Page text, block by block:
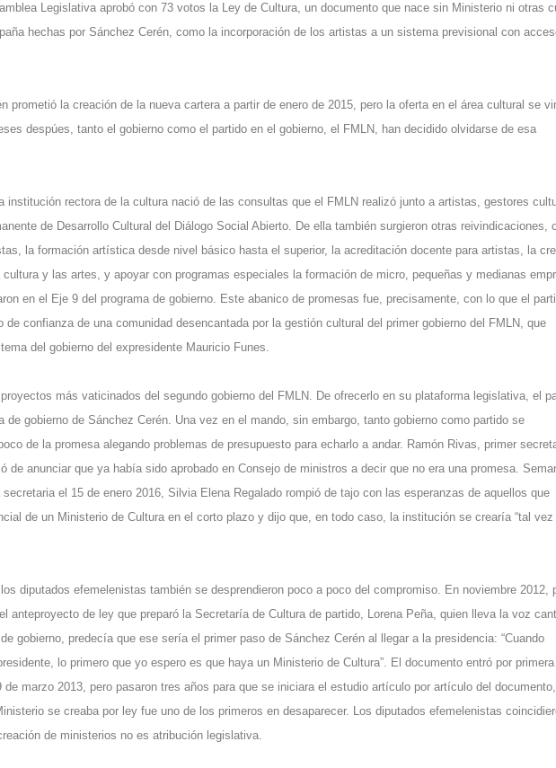
Legislativa aprobó con 73 votos la Ley de Cultura, un documento que nace sin Ministerio ni otras
hechas por Sánchez Cerén, como la incorporación de los artistas a un sistema previsional con
prometió la creación de la nueva cartera a partir de enero de 2015, pero la oferta en el área cultural se
despúes, tanto el gobierno como el partido en el gobierno, el FMLN, han decidido olvidarse de esa
institución rectora de la cultura nació de las consultas que el FMLN realizó junto a artistas, gestores
de Desarrollo Cultural del Diálogo Social Abierto. De ella también surgieron otras reivindicaciones,
la formación artística desde nivel básico hasta el superior, la acreditación docente para artistas, la
y las artes, y apoyar con programas especiales la formación de micro, pequeñas y medianas
en el Eje 9 del programa de gobierno. Este abanico de promesas fue, precisamente, con lo que el
confianza de una comunidad desencantada por la gestión cultural del primer gobierno del FMLN, que
del gobierno del expresidente Mauricio Funes.
más vaticinados del segundo gobierno del FMLN. De ofrecerlo en su plataforma legislativa, el
de gobierno de Sánchez Cerén. Una vez en el mando, sin embargo, tanto gobierno como partido se
de la promesa alegando problemas de presupuesto para echarlo a andar. Ramón Rivas, primer
de anunciar que ya había sido aprobado en Consejo de ministros a decir que no era una promesa.
el 15 de enero 2016, Silvia Elena Regalado rompió de tajo con las esperanzas de aquellos que
de un Ministerio de Cultura en el corto plazo y dijo que, en todo caso, la institución se crearía “tal vez
diputados efemelenistas también se desprendieron poco a poco del compromiso. En noviembre 2012,
anteproyecto de ley que preparó la Secretaría de Cultura de partido, Lorena Peña, quien lleva la voz
gobierno, predecía que ese sería el primer paso de Sánchez Cerén al llegar a la presidencia: “Cuando
lo primero que yo espero es que haya un Ministerio de Cultura”. El documento entró por
marzo 2013, pero pasaron tres años para que se iniciara el estudio artículo por artículo del
se creaba por ley fue uno de los primeros en desaparecer. Los diputados efemelenistas
de ministerios no es atribución legislativa.